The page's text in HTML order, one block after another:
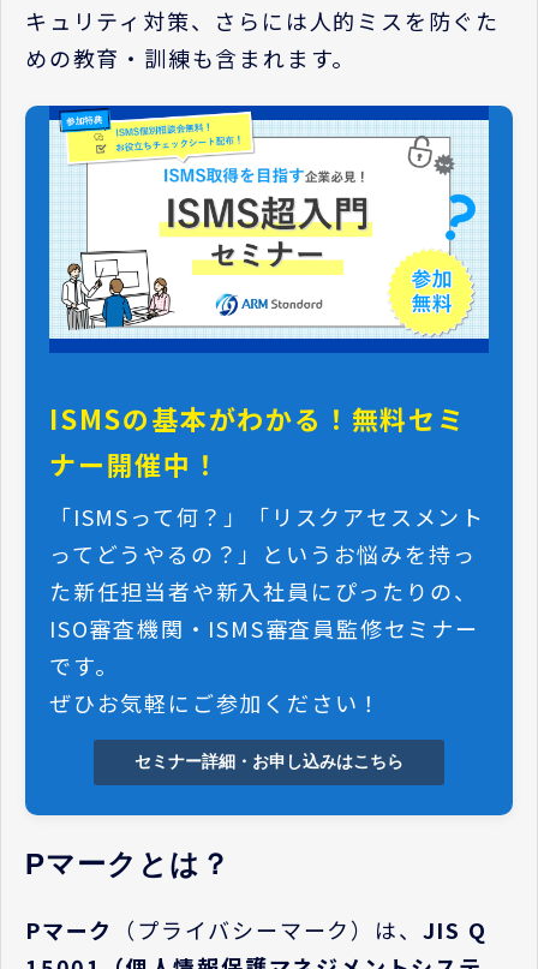
キュリティ対策、さらには人的ミスを防ぐた
めの教育・訓練も含まれます。
ISMSの基本がわかる！無料セミ
ナー開催中！
「ISMSって何？」「リスクアセスメント
ってどうやるの？」というお悩みを持っ
た新任担当者や新入社員にぴったりの、
ISO審査機関・ ISMS審査員監修セミナー
です。
ぜひお気軽にご参加ください！
セミナー詳細・お申し込みはこちら
Pマークとは？
Pマーク （プライバシーマーク）は、 JIS Q